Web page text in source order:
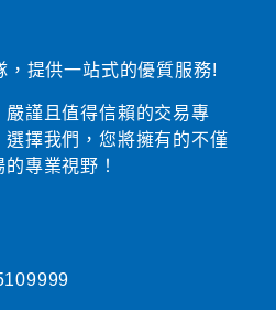
，提供一站式的優質服務!
謹且值得信賴的交易專
擇我們，您將擁有的不僅
專業視野！